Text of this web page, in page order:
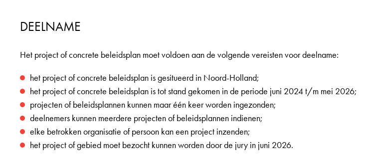
DEELNAME
Het project of concrete beleidsplan moet voldoen aan de volgende vereisten voor deelname:
het project of concrete beleidsplan is gesitueerd in Noord-Holland;
het project of concrete beleidsplan is tot stand gekomen in de periode juni 2024 t/m mei 2026;
projecten of beleidsplannen kunnen maar één keer worden ingezonden;
deelnemers kunnen meerdere projecten of beleidsplannen indienen;
elke betrokken organisatie of persoon kan een project inzenden;
het project of gebied moet bezocht kunnen worden door de jury in juni 2026.